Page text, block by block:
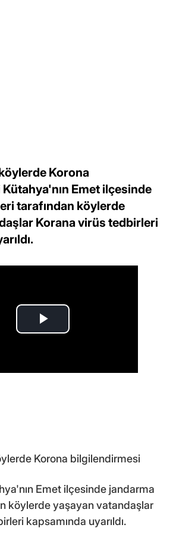
Korona
Emet ilçesinde
tarafından köylerde
Korana virüs tedbirleri
Korona bilgilendirmesi
Emet ilçesinde jandarma
köylerde yaşayan vatandaşlar
kapsamında uyarıldı.